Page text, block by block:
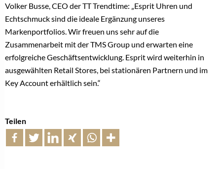
Volker Busse, CEO der TT Trendtime: „Esprit Uhren und
Echtschmuck sind die ideale Ergänzung unseres
Markenportfolios. Wir freuen uns sehr auf die
Zusammenarbeit mit der TMS Group und erwarten eine
erfolgreiche Geschäftsentwicklung. Esprit wird weiterhin in
ausgewählten Retail Stores, bei stationären Partnern und im
Key Account erhältlich sein.“
Teilen